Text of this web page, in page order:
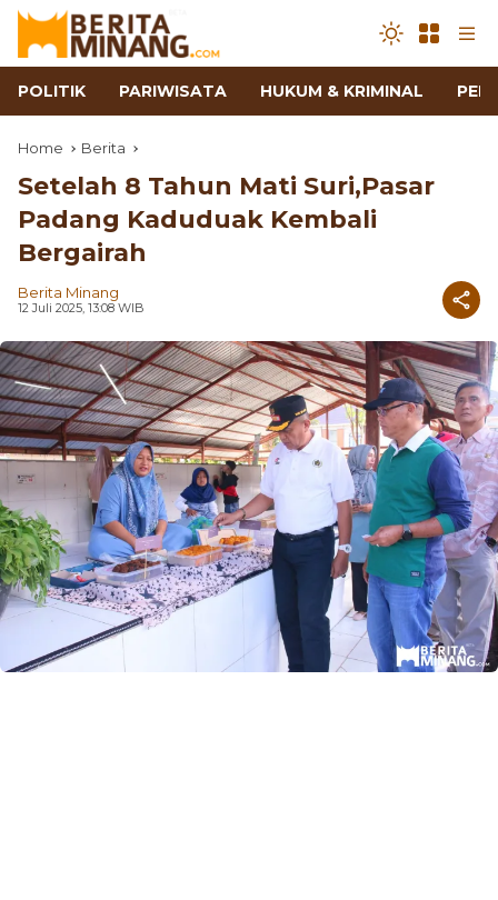
POLITIK PARIWISATA HUKUM & KRIMINAL
Home Berita
Setelah 8 Tahun Mati Suri,Pasar
Padang Kaduduak Kembali
Bergairah
Berita Minang
12 Juli 2025, 13:08 WIB